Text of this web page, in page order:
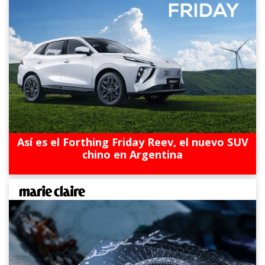
Así es el Forthing Friday Reev, el nuevo SUV
chino en Argentina